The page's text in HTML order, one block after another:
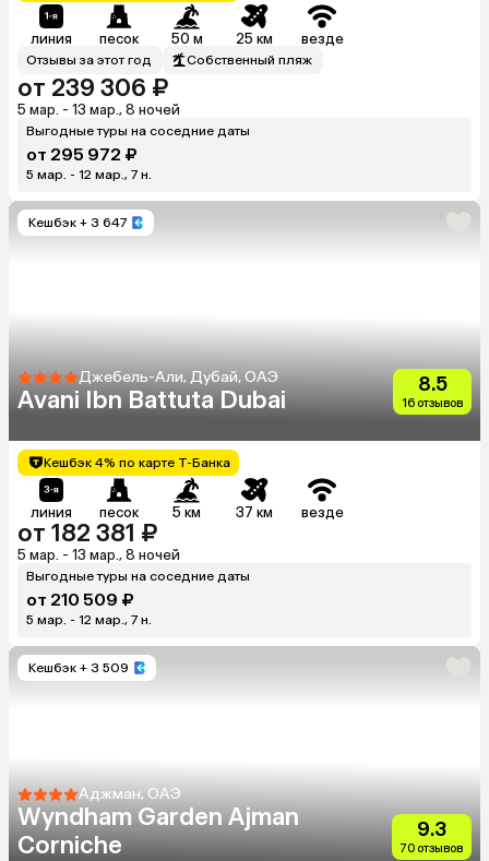
линия песок 50 м 25 км везде
Отзывы за этот год Собственный пляж
от 239 306 ₽
5 мар. - 13 мар., 8 ночей
Выгодные туры на соседние даты
от 295 972 ₽
5 мар. - 12 мар., 7 н.
Кешбэк + 3 647
Джебель-Али, Дубай, ОАЭ
Avani Ibn Battuta Dubai
8.5
16 отзывов
Кешбэк 4% по карте Т-Банка
линия песок 5 км 37 км везде
от 182 381 ₽
5 мар. - 13 мар., 8 ночей
Выгодные туры на соседние даты
от 210 509 ₽
5 мар. - 12 мар., 7 н.
Кешбэк + 3 509
Аджман, ОАЭ
Wyndham Garden Ajman
Corniche
9.3
70 отзывов